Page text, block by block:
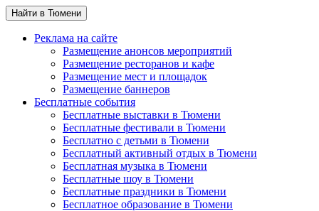
Найти в Тюмени
Реклама на сайте
Размещение анонсов мероприятий
Размещение ресторанов и кафе
Размещение мест и площадок
Размещение баннеров
Бесплатные события
Бесплатные выставки в Тюмени
Бесплатные фестивали в Тюмени
Бесплатно с детьми в Тюмени
Бесплатный активный отдых в Тюмени
Бесплатная музыка в Тюмени
Бесплатные шоу в Тюмени
Бесплатные праздники в Тюмени
Бесплатное образование в Тюмени